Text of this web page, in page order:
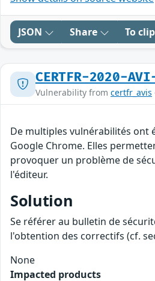
JSON Share To
CERTFR-2020-
Vulnerability from certfr_avis
De multiples vulnérabilités ont
Google Chrome. Elles
provoquer un problème de
l'éditeur.
Solution
Se référer au bulletin de
l'obtention des correctifs (cf.
None
Impacted products